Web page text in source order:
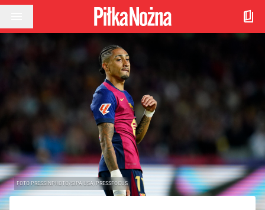
Przejdź do treści
FOTO PRESSINPHOTO/SIPA USA/PRESSFOCUS